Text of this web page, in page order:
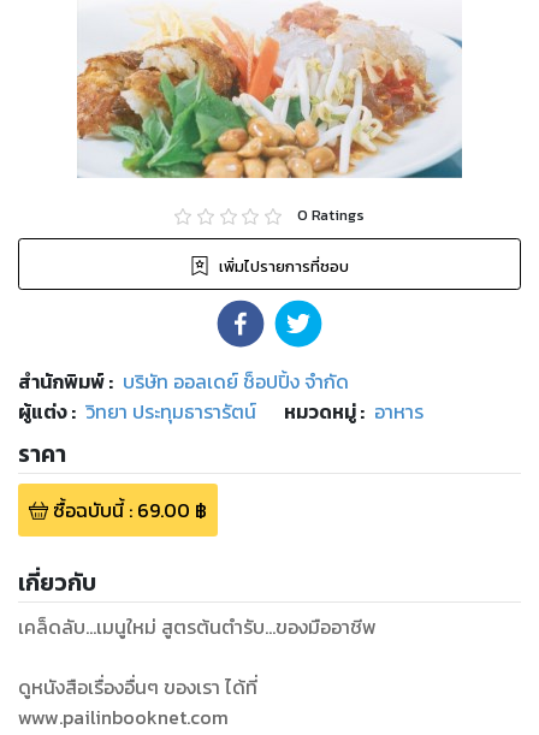
0 Ratings
เพิ่มไปรายการที่ชอบ
สำนักพิมพ์: บริษัท ออลเดย์ ช็อปปิ้ง จำกัด
ผู้แต่ง : วิทยา ประทุมธารารัตน์ หมวดหมู่: อาหาร
ราคา
ซื้อฉบับนี้: 69.00 ฿
เกี่ยวกับ
เคล็ดลับ...เมนูใหม่ สูตรต้นตำรับ...ของมืออาชีพ
ดูหนังสือเรื่องอื่นๆ ของเรา ได้ที่
www.pailinbooknet.com